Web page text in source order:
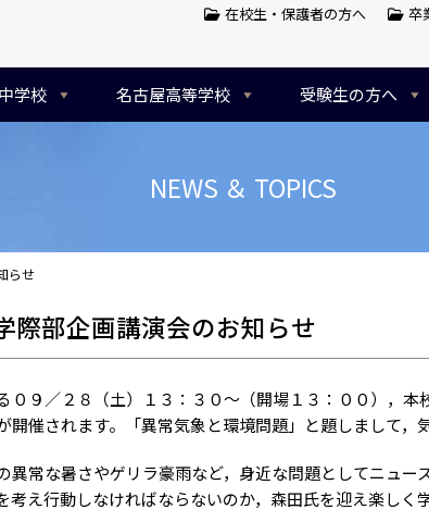
学校 名古屋高等学校 受験生の方へ
在校生・保護者の方へ 卒
NEWS ＆ TOPICS
らせ
際部企画講演会のお知らせ
０９／２８（土）１３：３０～（開場１３：００），
開催されます。「異常気象と環境問題」と題しまして，
異常な暑さやゲリラ豪雨など，身近な問題としてニュー
考え行動しなければならないのか，森田氏を迎え楽しく